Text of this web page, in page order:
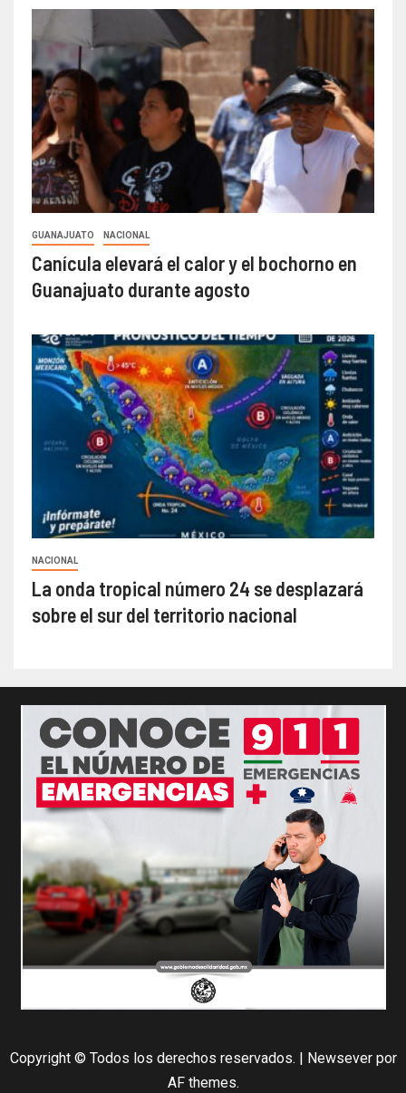
GUANAJUATO NACIONAL
Canícula elevará el calor y el bochorno en
Guanajuato durante agosto
NACIONAL
La onda tropical número 24 se desplazará
sobre el sur del territorio nacional
Copyright © Todos los derechos reservados. | Newseverpor
AF themes.